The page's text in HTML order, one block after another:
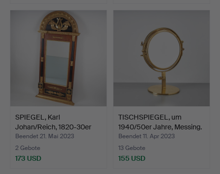
SPIEGEL, Karl
Johan/Reich, 1820-30er
Jahre.
Beendet 21. Mai 2023
2 Gebote
173 USD
TISCHSPIEGEL, um
1940/50er Jahre, Messing.
Beendet 11. Apr 2023
13 Gebote
155 USD